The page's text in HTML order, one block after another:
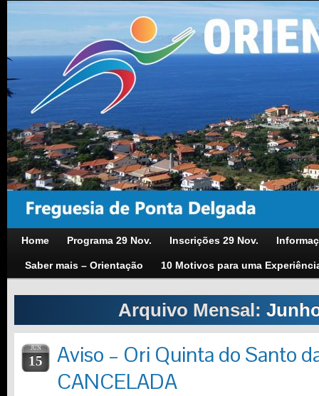
Home Programa 29 Nov. Inscrições 29 Nov.
Saber mais – Orientação 10 Motivos para uma
Arquivo Mensal:
JUN
15
Aviso – Ori Quinta do Santo
CANCELADA